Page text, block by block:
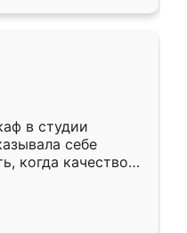
в студии
себе
когда качеством
кухня уже почти